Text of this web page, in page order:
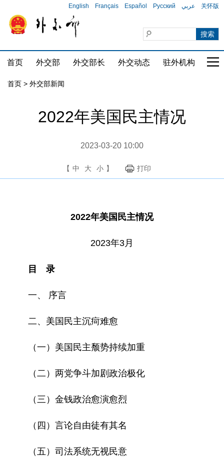
English Français Español Русский عربي 关怀版
首页 外交部 外交部长 外交动态 驻外机构 国
首页 > 外交部新闻
2022年美国民主情况
2023-03-20 10:00
【 中 大 小 】 打印
2022年美国民主情况
2023年3月
目 录
一、 序言
二、美国民主沉疴难愈
（一）美国民主颓势持续加重
（二）两党争斗加剧政治极化
（三）金钱政治愈演愈烈
（四）言论自由徒有其名
（五）司法系统无视民意